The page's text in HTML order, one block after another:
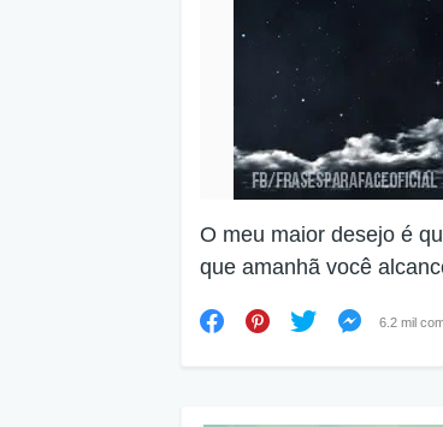
O meu maior desejo é
que amanhã você
6.2 mil